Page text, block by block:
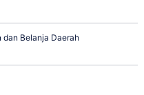
dan Belanja Daerah